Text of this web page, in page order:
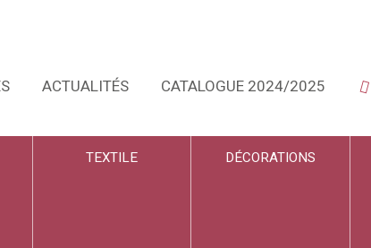
ACTUALITÉS CATALOGUE 2024/2025
TEXTILE DÉCORATIONS